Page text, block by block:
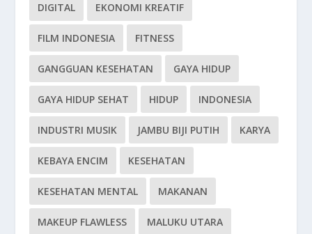
DIGITAL EKONOMI KREATIF
FILM INDONESIA FITNESS
GANGGUAN KESEHATAN GAYA HIDUP
GAYA HIDUP SEHAT HIDUP INDONESIA
INDUSTRI MUSIK JAMBU BIJI PUTIH KARYA
KEBAYA ENCIM KESEHATAN
KESEHATAN MENTAL MAKANAN
MAKEUP FLAWLESS MALUKU UTARA